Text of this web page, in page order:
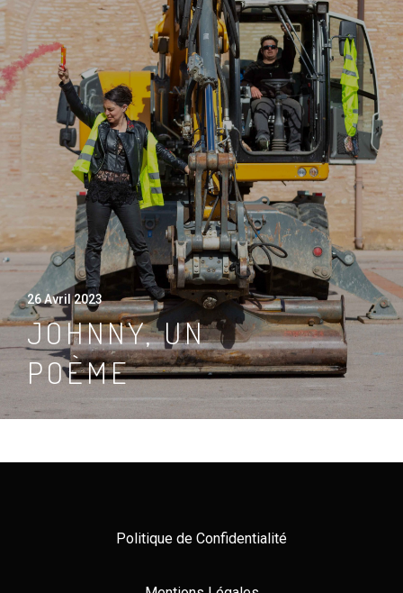
26 Avril 2023
JOHNNY, UN
POÈME
Politique de Confidentialité